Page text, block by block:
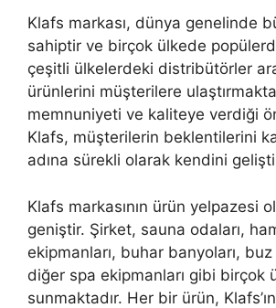
Klafs markası, dünya genelinde
sahiptir ve birçok ülkede
çeşitli ülkelerdeki distribütörler
ürünlerini müşterilere
memnuniyeti ve kaliteye verdiği
Klafs, müşterilerin beklentilerini
adına sürekli olarak kendini
Klafs markasının ürün yelpazesi
geniştir. Şirket, sauna odaları,
ekipmanları, buhar banyoları,
diğer spa ekipmanları gibi birçok
sunmaktadır. Her bir ürün,